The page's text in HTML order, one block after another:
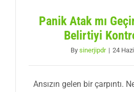
Panik Atak mı
Belirtiyi
By sinerjipdr | 24
Ansızın gelen bir çarpıntı.